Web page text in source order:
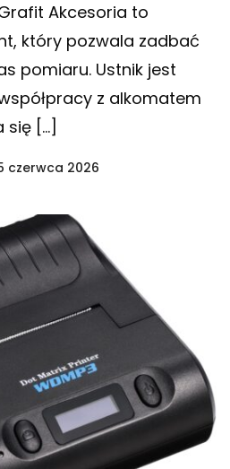
Akcesoria to
który pozwala zadbać
pomiaru. Ustnik jest
z alkomatem
[…]
czerwca 2026